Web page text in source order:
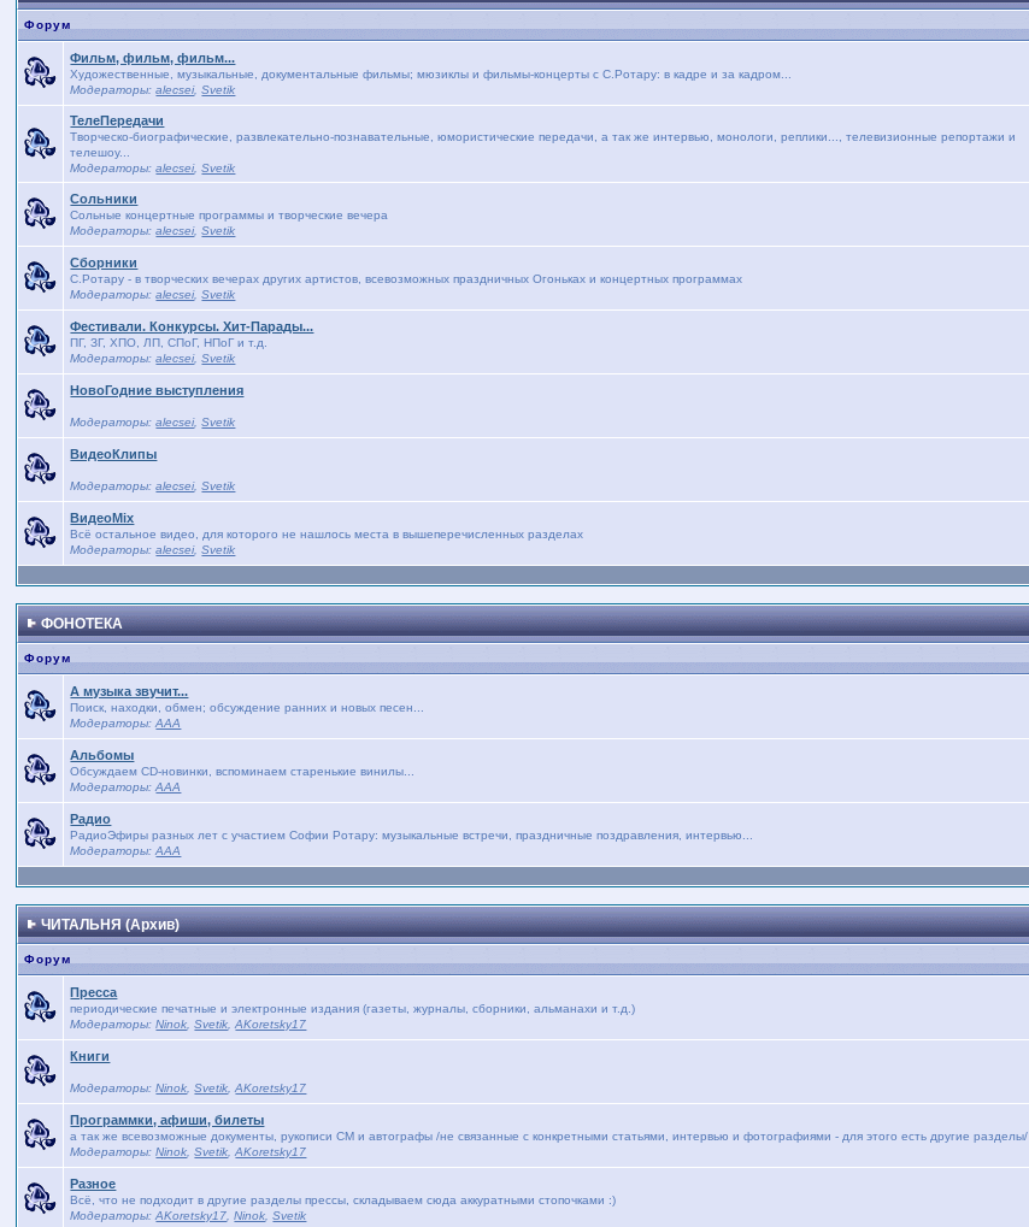
Форум
Фильм, фильм, фильм...
Художественные, музыкальные, документальные фильмы; мюзиклы и фильмы-концерты с С.Ротару: в кадре и за кадром...
Модераторы:alecsei,Svetik
ТелеПередачи
Творческо-биографические, развлекательно-познавательные, юмористические передачи, а так же интервью, монологи, реплики..., телевизионные репортажи и
телешоу...
Модераторы:alecsei,Svetik
Сольники
Сольные концертные программы и творческие вечера
Модераторы:alecsei,Svetik
Сборники
С.Ротару - в творческих вечерах других артистов, всевозможных праздничных Огоньках и концертных программах
Модераторы:alecsei,Svetik
Фестивали. Конкурсы. Хит-Парады...
ПГ, ЗГ, ХПО, ЛП, СПоГ, НПоГ и т.д.
Модераторы:alecsei,Svetik
НовоГодние выступления
Модераторы:alecsei,Svetik
ВидеоКлипы
Модераторы:alecsei,Svetik
ВидеоMix
Всё остальное видео, для которого не нашлось места в вышеперечисленных разделах
Модераторы:alecsei,Svetik
ФОНОТЕКА
Форум
А музыка звучит...
Поиск, находки, обмен; обсуждение ранних и новых песен...
Модераторы:AAA
Альбомы
Обсуждаем CD-новинки, вспоминаем старенькие винилы...
Модераторы:AAA
Радио
РадиоЭфиры разных лет с участием Софии Ротару: музыкальные встречи, праздничные поздравления, интервью...
Модераторы:AAA
ЧИТАЛЬНЯ (Архив)
Форум
Пресса
периодические печатные и электронные издания (газеты, журналы, сборники, альманахи и т.д.)
Модераторы:Ninok ,Svetik ,AKoretsky17
Книги
Модераторы:Ninok ,Svetik ,AKoretsky17
Программки, афиши, билеты
а так же всевозможные документы, рукописи СМ и автографы /не связанные с конкретными статьями, интервью и фотографиями - для этого есть другие разделы/
Модераторы:Ninok ,Svetik ,AKoretsky17
Разное
Всё, что не подходит в другие разделы прессы, складываем сюда аккуратными стопочками :)
Модераторы:AKoretsky17 ,Ninok ,Svetik